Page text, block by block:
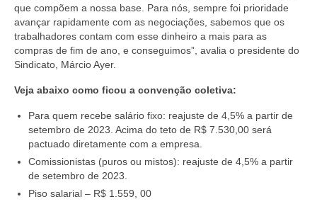
Declarações
Saúde
Aplicativo Comerciários RJ
Acordo de Feriado para Empresas
CIPA
Sede social
que compõem a nossa base. Para nós, sempre foi prioridade
avançar rapidamente com as negociações, sabemos que os
trabalhadores contam com esse dinheiro a mais para as
compras de fim de ano, e conseguimos”, avalia o presidente do
Sindicato, Márcio Ayer.
Veja abaixo como ficou a convenção coletiva:
Para quem recebe salário fixo: reajuste de 4,5% a partir de
setembro de 2023. Acima do teto de R$ 7.530,00 será
pactuado diretamente com a empresa.
Comissionistas (puros ou mistos): reajuste de 4,5% a partir
de setembro de 2023.
Piso salarial – R$ 1.559, 00